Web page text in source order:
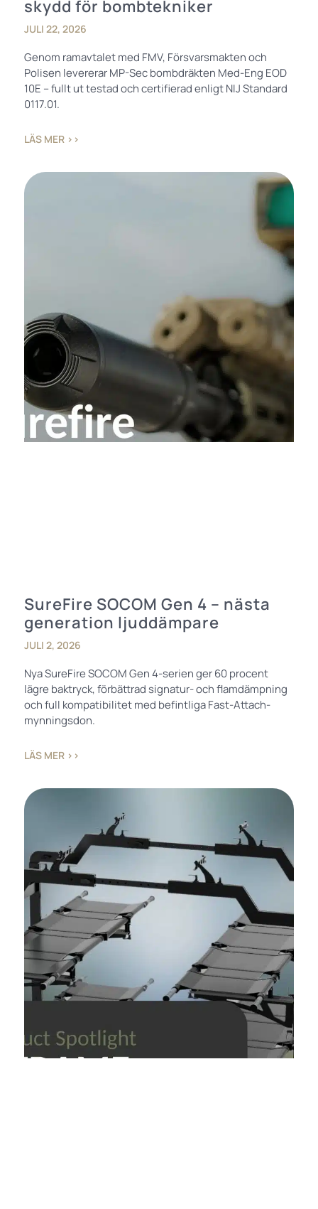
skydd för bombtekniker
JULI 22, 2026
Genom ramavtalet med FMV, Försvarsmakten och
Polisen levererar MP-Sec bombdräkten Med-Eng EOD
10E – fullt ut testad och certifierad enligt NIJ Standard
0117.01.
LÄS MER ››
SureFire SOCOM Gen 4 – nästa
generation ljuddämpare
JULI 2, 2026
Nya SureFire SOCOM Gen 4-serien ger 60 procent
lägre baktryck, förbättrad signatur- och flamdämpning
och full kompatibilitet med befintliga Fast-Attach-
mynningsdon.
LÄS MER ››